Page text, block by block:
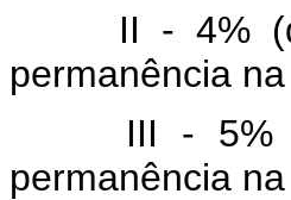
II - 4%
permanência
III - 5%
permanência